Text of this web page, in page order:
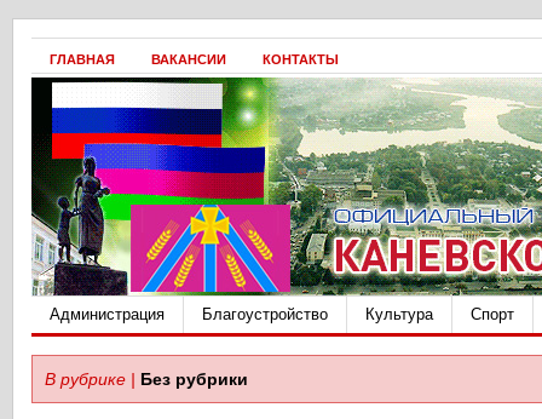
ГЛАВНАЯ ВАКАНСИИ КОНТАКТЫ
Администрация Благоустройство Культура Спорт
В рубрике | Без рубрики